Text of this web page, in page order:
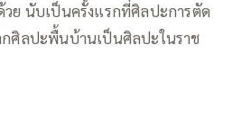
ย นับเป็นครั้งแรกที่ศิลปะการตัด
ศิลปะพื้นบ้านเป็นศิลปะในราช